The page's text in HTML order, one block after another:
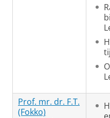
Prof. mr. dr. F.T.
(Fokko)